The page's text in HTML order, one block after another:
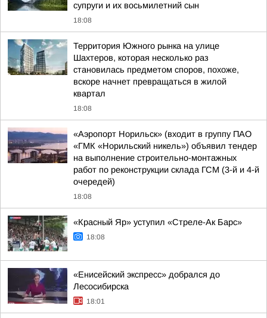
супруги и их восьмилетний сын
18:08
Территория Южного рынка на улице
Шахтеров, которая несколько раз
становилась предметом споров, похоже,
вскоре начнет превращаться в жилой
квартал
18:08
«Аэропорт Норильск» (входит в группу ПАО
«ГМК «Норильский никель») объявил тендер
на выполнение строительно-монтажных
работ по реконструкции склада ГСМ (3-й и 4-й
очередей)
18:08
«Красный Яр» уступил «Стреле-Ак Барс»
18:08
«Енисейский экспресс» добрался до
Лесосибирска
18:01